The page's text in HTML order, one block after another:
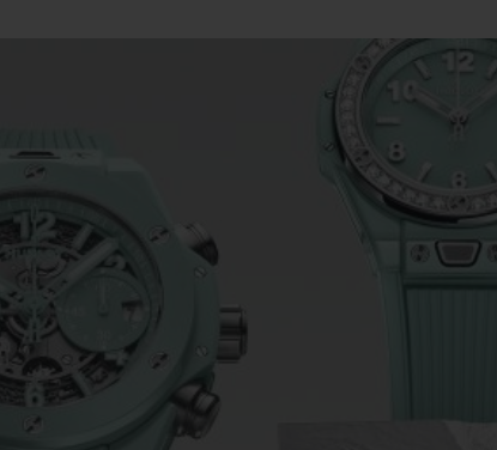
온라인 익스클루시브
장
안전한 결제